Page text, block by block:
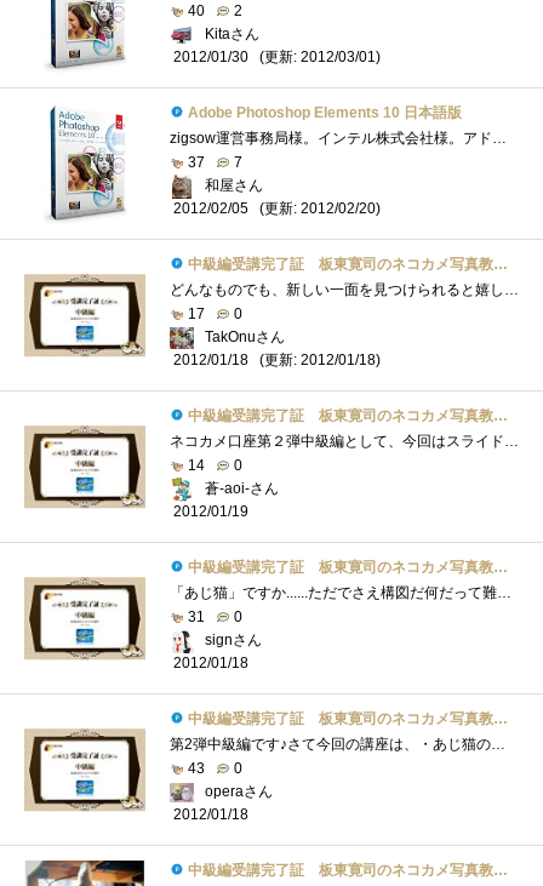
40
2
Kitaさん
2012/01/30
(更新: 2012/03/01)
Adobe Photoshop Elements 10 日本語版
zigsow運営事務局様。インテル株式会社様。アドビシステムズ株式会社様。この度は、プレミアムレビュー「板東寛司のネコカメ写真教室-自分だけ�...
37
7
和屋さん
2012/02/05
(更新: 2012/02/20)
中級編受講完了証 板東寛司のネコカメ写真教室パート2
どんなものでも、新しい一面を見つけられると嬉しいもの。それが、好きなものならなおさら。恋人でも猫でもPCでも(笑)こんにちは、TakOnuです。�...
17
0
TakOnuさん
2012/01/18
(更新: 2012/01/18)
中級編受講完了証 板東寛司のネコカメ写真教室パート2
ネコカメ口座第２弾中級編として、今回はスライドショーまでを解説して頂いています。前回、初級編では物足りない感がありましたが、今回は�...
14
0
蒼-aoi-さん
2012/01/19
中級編受講完了証 板東寛司のネコカメ写真教室パート2
「あじ猫」ですか......ただでさえ構図だ何だって難しいのに、味わいのある写真なんてとれるカナ。「いつもと違うアングルや、撮影する時間や�...
31
0
signさん
2012/01/18
中級編受講完了証 板東寛司のネコカメ写真教室パート2
第2弾中級編です♪さて今回の講座は、・あじ猫の撮り方・モノクロの写真の加工方法・スライドショーの作り方がテーマです。まず、・あじ猫の�...
43
0
operaさん
2012/01/18
中級編受講完了証 板東寛司のネコカメ写真教室パート2